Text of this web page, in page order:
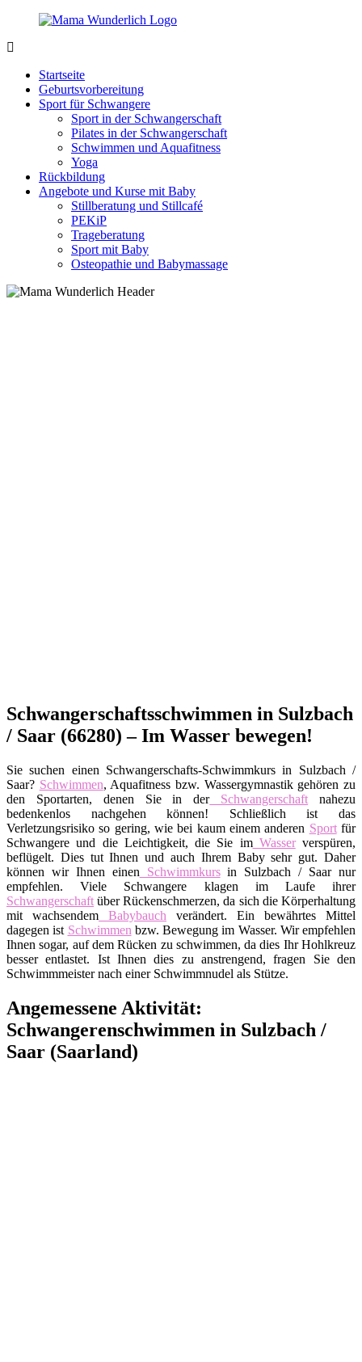
Zurück
Inhalt
sein
wunderbar!
Startseite
Geburtsvorbereitung
Sport für Schwangere
Sport in der Schwangerschaft
Pilates in der Schwangerschaft
Schwimmen und Aquafitness
Yoga
Rückbildung
Angebote und Kurse mit Baby
Stillberatung und Stillcafé
PEKiP
Trageberatung
Sport mit Baby
Osteopathie und Babymassage
Schwangerschaftsschwimmen in Sulzbach
/ Saar (66280) – Im Wasser bewegen!
Sie suchen einen Schwangerschafts-Schwimmkurs in Sulzbach /
Saar? Schwimmen, Aquafitness bzw. Wassergymnastik gehören zu
den Sportarten, denen Sie in derSchwangerschaft nahezu
bedenkenlos nachgehen können! Schließlich ist das
Verletzungsrisiko so gering, wie bei kaum einem anderen Sportfür
Schwangere und die Leichtigkeit, die Sie imWasserverspüren,
beflügelt. Dies tut Ihnen und auch Ihrem Baby sehr gut. Daher
können wir Ihnen einen Schwimmkursin Sulzbach / Saar nur
empfehlen. Viele Schwangere klagen im Laufe ihrer
Schwangerschaft über Rückenschmerzen, da sich die Körperhaltung
mit wachsendem Babybauch verändert. Ein bewährtes Mittel
dagegen ist Schwimmen bzw. Bewegung im Wasser. Wir empfehlen
Ihnen sogar, auf dem Rücken zu schwimmen, da dies Ihr Hohlkreuz
besser entlastet. Ist Ihnen dies zu anstrengend, fragen Sie den
Schwimmmeister nach einer Schwimmnudel als Stütze.
Angemessene Aktivität:
Schwangerenschwimmen in Sulzbach /
Saar (Saarland)